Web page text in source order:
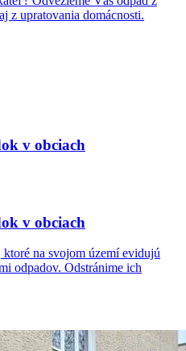
z upratovania domácnosti.
v obciach
v obciach
ktoré na svojom území evidujú
odpadov. Odstránime ich